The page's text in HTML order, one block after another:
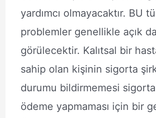
yardımcı olmayacaktır. BU
problemler genellikle açık
görülecektir. Kalıtsal bir
sahip olan kişinin sigorta
durumu bildirmemesi
ödeme yapmaması için bir